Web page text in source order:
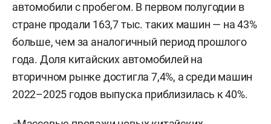
автомобили с пробегом. В первом полугодии в
стране продали 163,7 тыс. таких машин — на 43%
больше, чем за аналогичный период прошлого
года. Доля китайских автомобилей на
вторичном рынке достигла 7,4%, а среди машин
2022–2025 годов выпуска приблизилась к 40%.